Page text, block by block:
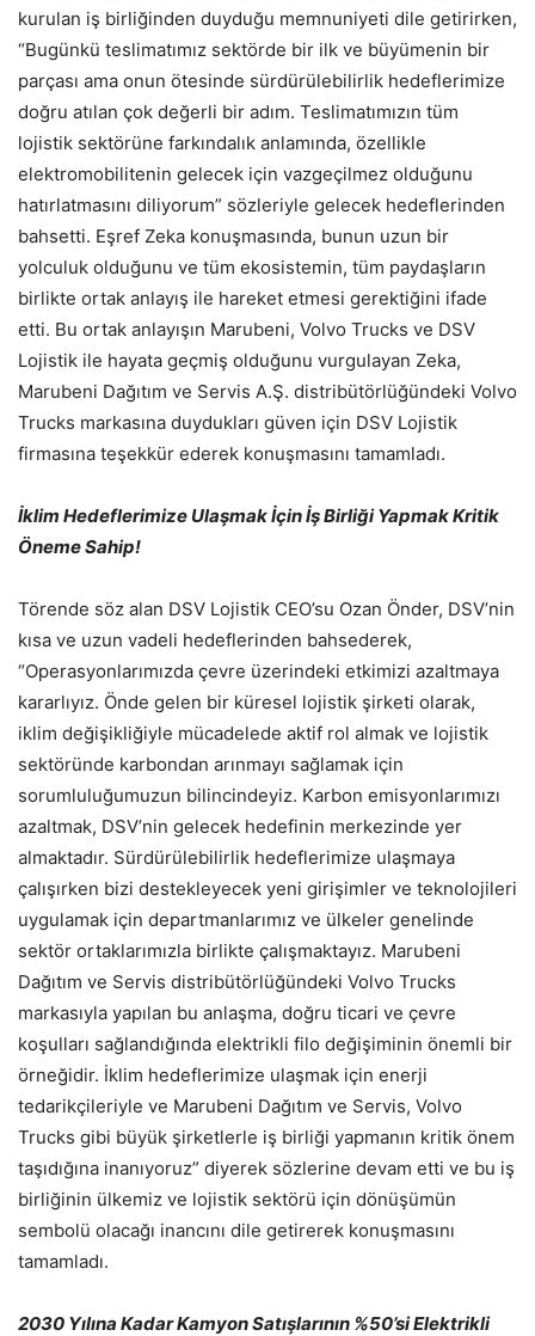
kurulan iş birliğinden duyduğu memnuniyeti dile getirirken,
“Bugünkü teslimatımız sektörde bir ilk ve büyümenin bir
parçası ama onun ötesinde sürdürülebilirlik hedeflerimize
doğru atılan çok değerli bir adım. Teslimatımızın tüm
lojistik sektörüne farkındalık anlamında, özellikle
elektromobilitenin gelecek için vazgeçilmez olduğunu
hatırlatmasını diliyorum” sözleriyle gelecek hedeflerinden
bahsetti. Eşref Zeka konuşmasında, bunun uzun bir
yolculuk olduğunu ve tüm ekosistemin, tüm paydaşların
birlikte ortak anlayış ile hareket etmesi gerektiğini ifade
etti. Bu ortak anlayışın Marubeni, Volvo Trucks ve DSV
Lojistik ile hayata geçmiş olduğunu vurgulayan Zeka,
Marubeni Dağıtım ve Servis A.Ş. distribütörlüğündeki Volvo
Trucks markasına duydukları güven için DSV Lojistik
firmasına teşekkür ederek konuşmasını tamamladı.
İklim Hedeflerimize Ulaşmak İçin İş Birliği Yapmak Kritik
Öneme Sahip!
Törende söz alan DSV Lojistik CEO’su Ozan Önder, DSV’nin
kısa ve uzun vadeli hedeflerinden bahsederek,
“Operasyonlarımızda çevre üzerindeki etkimizi azaltmaya
kararlıyız. Önde gelen bir küresel lojistik şirketi olarak,
iklim değişikliğiyle mücadelede aktif rol almak ve lojistik
sektöründe karbondan arınmayı sağlamak için
sorumluluğumuzun bilincindeyiz. Karbon emisyonlarımızı
azaltmak, DSV’nin gelecek hedefinin merkezinde yer
almaktadır. Sürdürülebilirlik hedeflerimize ulaşmaya
çalışırken bizi destekleyecek yeni girişimler ve teknolojileri
uygulamak için departmanlarımız ve ülkeler genelinde
sektör ortaklarımızla birlikte çalışmaktayız. Marubeni
Dağıtım ve Servis distribütörlüğündeki Volvo Trucks
markasıyla yapılan bu anlaşma, doğru ticari ve çevre
koşulları sağlandığında elektrikli filo değişiminin önemli bir
örneğidir. İklim hedeflerimize ulaşmak için enerji
tedarikçileriyle ve Marubeni Dağıtım ve Servis, Volvo
Trucks gibi büyük şirketlerle iş birliği yapmanın kritik önem
taşıdığına inanıyoruz” diyerek sözlerine devam etti ve bu iş
birliğinin ülkemiz ve lojistik sektörü için dönüşümün
sembolü olacağı inancını dile getirerek konuşmasını
tamamladı.
2030 Yılına Kadar Kamyon Satışlarının %50’si Elektrikli